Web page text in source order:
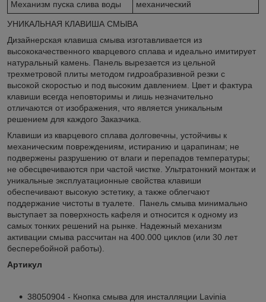
Механизм пуска слива воды
механический
УНИКАЛЬНАЯ КЛАВИША СМЫВА⠀
Дизайнерская клавиша смыва изготавливается из
высококачественного кварцевого сплава и идеально имитирует
натуральный камень. Панель вырезается из цельной
трехметровой плиты методом гидроабразивной резки с
высокой скоростью и под высоким давлением. Цвет и фактура
клавиши всегда неповторимы и лишь незначительно
отличаются от изображения, что является уникальным
решением для каждого Заказчика.
Клавиши из кварцевого сплава долговечны, устойчивы к
механическим повреждениям, истиранию и царапинам; не
подвержены разрушению от влаги и перепадов температуры;
не обесцвечиваются при частой чистке. Ультратонкий монтаж и
уникальные эксплуатационные свойства клавиши
обеспечивают высокую эстетику, а также облегчают
поддержание чистоты в туалете. Панель смыва минимально
выступает за поверхность кафеля и относится к одному из
самых тонких решений на рынке. Надежный механизм
активации смыва рассчитан на 400.000 циклов (или 30 лет
бесперебойной работы).
Артикул
38050904 - Кнопка смыва для инсталляции Lavinia